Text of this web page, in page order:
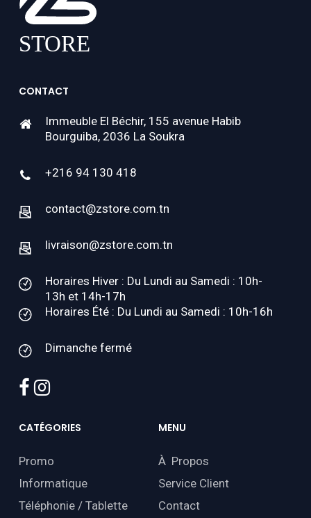
CONTACT
Immeuble El Béchir, 155 avenue Habib
Bourguiba, 2036 La Soukra
+216 94 130 418
contact@zstore.com.tn
livraison@zstore.com.tn
Horaires Hiver : Du Lundi au Samedi : 10h-
13h et 14h-17h
Horaires Été : Du Lundi au Samedi : 10h-16h
Dimanche fermé
facebook
instagram
CATÉGORIES
Promo
Informatique
Téléphonie / Tablette
MENU
À Propos
Service Client
Contact